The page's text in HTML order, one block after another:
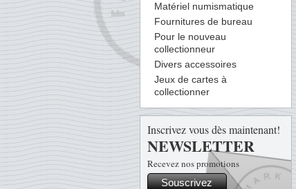
Matériel numismatique
Fournitures de bureau
Pour le nouveau
collectionneur
Divers accessoires
Jeux de cartes à
collectionner
Inscrivez vous dès maintenant!
NEWSLETTER
Recevez nos promotions
Souscrivez